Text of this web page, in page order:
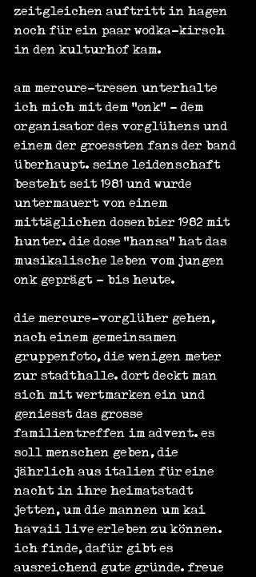
zeitgleichen auftritt in hagen
noch für ein paar wodka-kirsch
in den kulturhof kam.
am mercure-tresen unterhalte
ich mich mit dem "onk" - dem
organisator des vorglühens und
einem der groessten fans der band
überhaupt. seine leidenschaft
besteht seit 1981 und wurde
untermauert von einem
mittäglichen dosenbier 1982 mit
hunter. die dose "hansa" hat das
musikalische leben vom jungen
onk geprägt - bis heute.
die mercure-vorglüher gehen,
nach einem gemeinsamen
gruppenfoto, die wenigen meter
zur stadthalle. dort deckt man
sich mit wertmarken ein und
geniesst das grosse
familientreffen im advent. es
soll menschen geben, die
jährlich aus italien für eine
nacht in ihre heimatstadt
jetten, um die mannen um kai
havaii live erleben zu können.
ich finde, dafür gibt es
ausreichend gute gründe. freue